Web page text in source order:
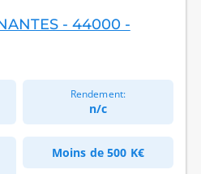
- 44000 -
Rendement:
n/c
Moins de500 K€